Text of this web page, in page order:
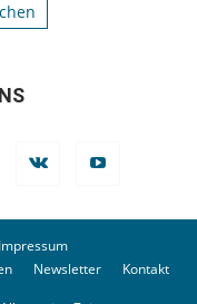
Impressum
Newsletter Kontakt